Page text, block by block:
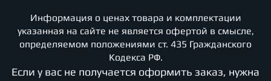
Информация о ценах товара и комплектации
указанная на сайте не является офертой в смысле,
определяемом положениями ст. 435 Гражданского
Кодекса РФ.
Если у вас не получается оформить заказ, нужна